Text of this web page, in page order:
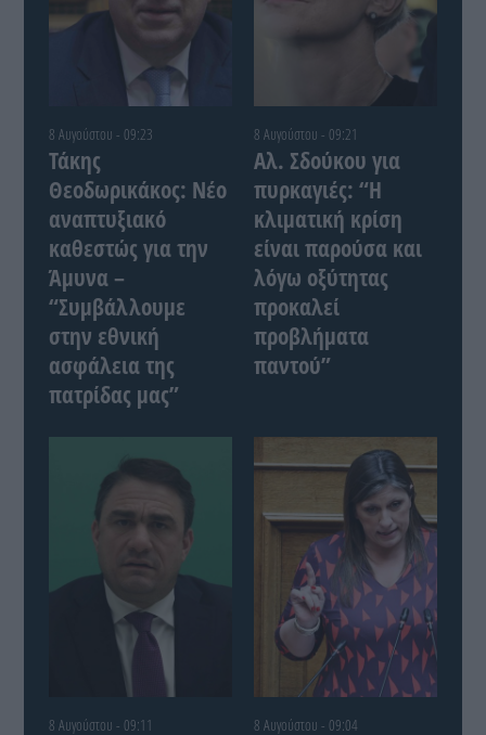
8 Αυγούστου - 09:23
Τάκης
Θεοδωρικάκος: Νέο
αναπτυξιακό
καθεστώς για την
Άμυνα –
“Συμβάλλουμε
στην εθνική
ασφάλεια της
πατρίδας μας”
8 Αυγούστου - 09:21
Αλ. Σδούκου για
πυρκαγιές: “Η
κλιματική κρίση
είναι παρούσα και
λόγω οξύτητας
προκαλεί
προβλήματα
παντού”
8 Αυγούστου - 09:11 8 Αυγούστου - 09:04